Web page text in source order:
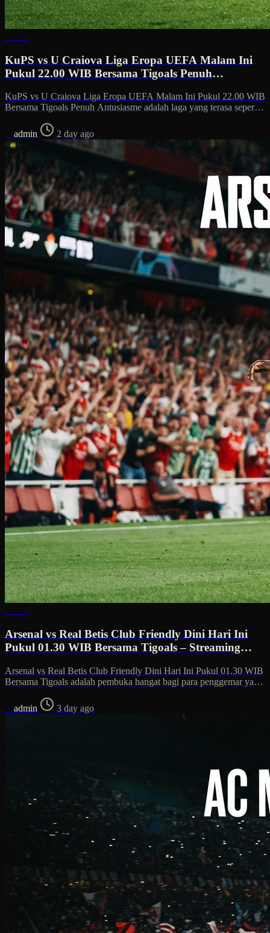
KuPS vs U Craiova Liga Eropa UEFA Malam Ini
Pukul 22.00 WIB Bersama Tigoals Penuh
KuPS vs U Craiova Liga Eropa UEFA Malam Ini Pukul 22.00 WIB
Bersama Tigoals Penuh Antusiasme adalah laga yang terasa seperti
admin 2 day ago
Arsenal vs Real Betis Club Friendly Dini Hari Ini
Pukul 01.30 WIB Bersama Tigoals – Streaming
Arsenal vs Real Betis Club Friendly Dini Hari Ini Pukul 01.30 WIB
Bersama Tigoals adalah pembuka hangat bagi para penggemar yang
admin 3 day ago